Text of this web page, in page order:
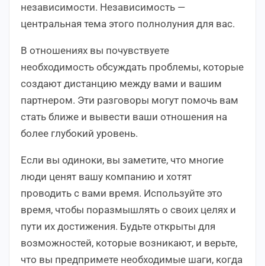
независимости. Независимость —
центральная тема этого полнолуния для вас.
В отношениях вы почувствуете
необходимость обсуждать проблемы, которые
создают дистанцию между вами и вашим
партнером. Эти разговоры могут помочь вам
стать ближе и вывести ваши отношения на
более глубокий уровень.
Если вы одиноки, вы заметите, что многие
люди ценят вашу компанию и хотят
проводить с вами время. Используйте это
время, чтобы поразмышлять о своих целях и
пути их достижения. Будьте открыты для
возможностей, которые возникают, и верьте,
что вы предпримете необходимые шаги, когда